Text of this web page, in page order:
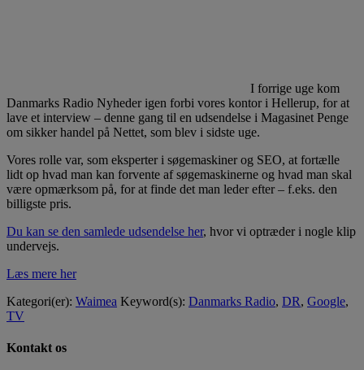
I forrige uge kom
Danmarks Radio Nyheder igen forbi vores kontor i Hellerup, for at
lave et interview – denne gang til en udsendelse i Magasinet Penge
om sikker handel på Nettet, som blev i sidste uge.
Vores rolle var, som eksperter i søgemaskiner og SEO, at fortælle
lidt op hvad man kan forvente af søgemaskinerne og hvad man skal
være opmærksom på, for at finde det man leder efter – f.eks. den
billigste pris.
Du kan se den samlede udsendelse her, hvor vi optræder i nogle klip
undervejs.
Læs mere her
Kategori(er): Waimea Keyword(s): Danmarks Radio, DR, Google,
TV
Kontakt os